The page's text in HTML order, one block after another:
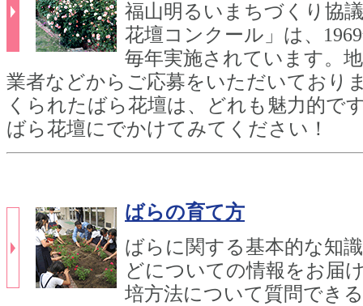
福山明るいまちづくり協
花壇コンクール」は、
毎年実施されています。
業者などからご応募をいただいており
くられたばら花壇は、どれも魅力的で
ばら花壇にでかけてみてください！
ばらの育て方
ばらに関する基本的な知
どについての情報をお届
培方法について質問でき